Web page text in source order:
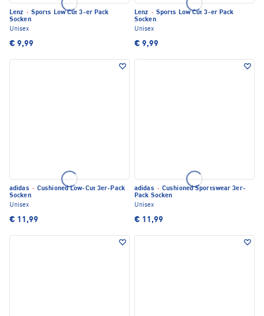
Lenz · Sports Low Cut 3-er Pack
Socken
Unisex
€ 9,99
Lenz · Sports Low Cut 3-er Pack
Socken
Unisex
€ 9,99
adidas · Cushioned Low-Cut 3er-Pack
Socken
Unisex
€ 11,99
adidas · Cushioned Sportswear 3er-
Pack Socken
Unisex
€ 11,99